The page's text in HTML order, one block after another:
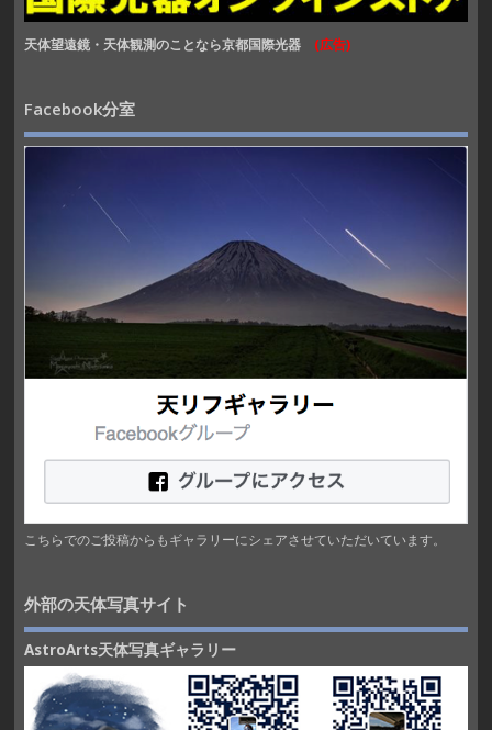
天体望遠鏡・天体観測のことなら京都国際光器 (広告)
Facebook分室
こちらでのご投稿からもギャラリーにシェアさせていただいています。
外部の天体写真サイト
AstroArts天体写真ギャラリー